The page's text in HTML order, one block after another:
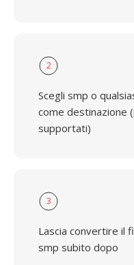
2
Scegli smp o
come destinazione
supportati)
3
Lascia convertire il
smp subito dopo